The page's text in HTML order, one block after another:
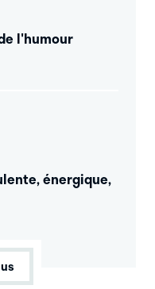
l'humour
énergique,